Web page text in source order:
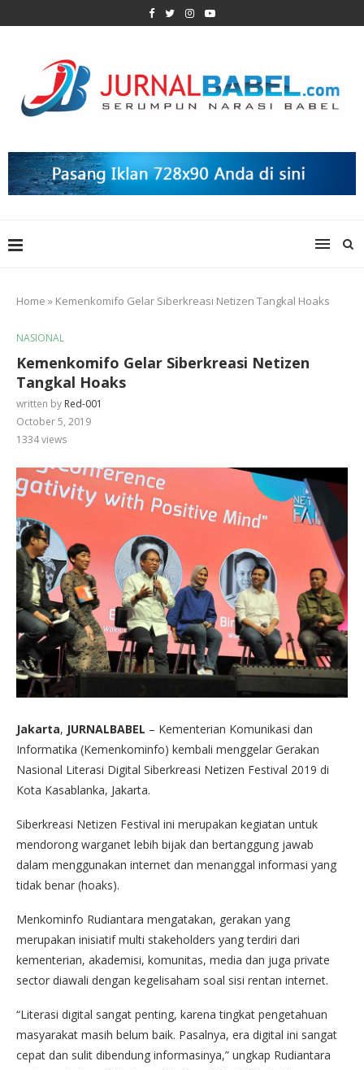
Home » Kemenkomifo Gelar Siberkreasi Netizen Tangkal Hoaks
NASIONAL
Kemenkomifo Gelar Siberkreasi Netizen
Tangkal Hoaks
written by Red-001
October 5, 2019
1334views
Jakarta, JURNALBABEL – Kementerian Komunikasi dan
Informatika (Kemenkominfo) kembali menggelar Gerakan
Nasional Literasi Digital Siberkreasi Netizen Festival 2019 di
Kota Kasablanka, Jakarta.
Siberkreasi Netizen Festival ini merupakan kegiatan untuk
mendorong warganet lebih bijak dan bertanggung jawab
dalam menggunakan internet dan menanggal informasi yang
tidak benar (hoaks).
Menkominfo Rudiantara mengatakan, gerakan yang
merupakan inisiatif multi stakeholders yang terdiri dari
kementerian, akademisi, komunitas, media dan juga private
sector diawali dengan kegelisaham soal sisi rentan internet.
“Literasi digital sangat penting, karena tingkat pengetahuan
masyarakat masih belum baik. Pasalnya, era digital ini sangat
cepat dan sulit dibendung informasinya,” ungkap Rudiantara